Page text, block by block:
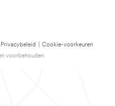
Privacybeleid
Cookie-voorkeuren
voorbehouden.